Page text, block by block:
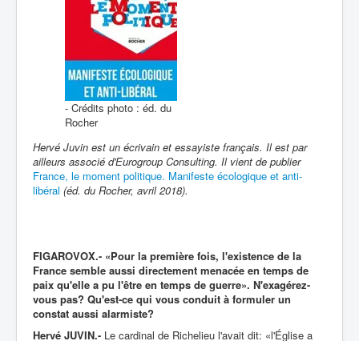
- Crédits photo : éd. du
Rocher
Hervé Juvin est un écrivain et essayiste français. Il est par
ailleurs associé d'Eurogroup Consulting. Il vient de publier
France, le moment politique. Manifeste écologique et anti-
libéral (éd. du Rocher, avril 2018).
FIGAROVOX.- «Pour la première fois, l'existence de la
France semble aussi directement menacée en temps de
paix qu'elle a pu l'être en temps de guerre». N'exagérez-
vous pas? Qu'est-ce qui vous conduit à formuler un
constat aussi alarmiste?
Hervé JUVIN.- Le cardinal de Richelieu l'avait dit: «l'Église a